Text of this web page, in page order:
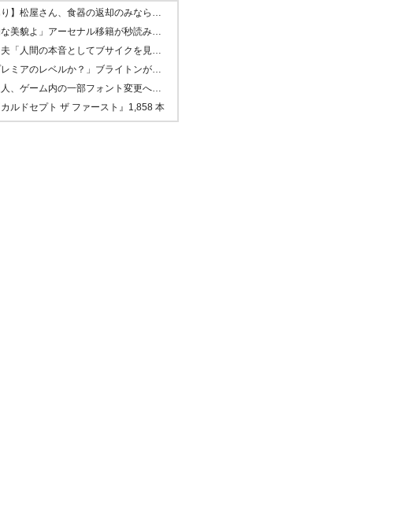
豊 (camatch)2017, 3
あああああああ。勝て
ときのゴル裏の盛り上
かった。いやー今年は
ー＼(^o^)／ #fcgifu
【画像あり】松屋さん、食器の返却のみならず「仕分け」…
「圧倒的な美貌よ」アーセナル移籍が秒読み…ブラジル代表…
岡田斗司夫「人間の本音としてブサイクを見たら不愉快に…
海外「プレミアのレベルか？」ブライトンが上田綺世の獲…
太鼓の達人、ゲーム内の一部フォント変更へ 値上げの影…
ルドセプト ザ ファースト』1,858 本